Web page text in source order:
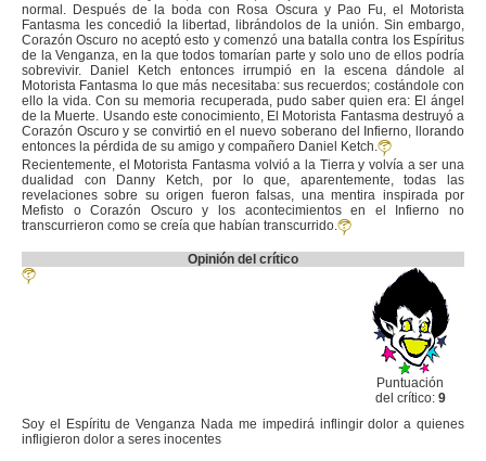
normal. Después de la boda con Rosa Oscura y Pao Fu, el Motorista
Fantasma les concedió la libertad, librándolos de la unión. Sin embargo,
Corazón Oscuro no aceptó esto y comenzó una batalla contra los Espíritus
de la Venganza, en la que todos tomarían parte y solo uno de ellos podría
sobrevivir. Daniel Ketch entonces irrumpió en la escena dándole al
Motorista Fantasma lo que más necesitaba: sus recuerdos; costándole con
ello la vida. Con su memoria recuperada, pudo saber quien era: El ángel
de la Muerte. Usando este conocimiento, El Motorista Fantasma destruyó a
Corazón Oscuro y se convirtió en el nuevo soberano del Infierno, llorando
entonces la pérdida de su amigo y compañero Daniel Ketch.
Recientemente, el Motorista Fantasma volvió a la Tierra y volvía a ser una
dualidad con Danny Ketch, por lo que, aparentemente, todas las
revelaciones sobre su origen fueron falsas, una mentira inspirada por
Mefisto o Corazón Oscuro y los acontecimientos en el Infierno no
transcurrieron como se creía que habían transcurrido.
Opinión del crítico
Puntuación
del crítico: 9
Soy el Espíritu de Venganza Nada me impedirá inflingir dolor a quienes
infligieron dolor a seres inocentes